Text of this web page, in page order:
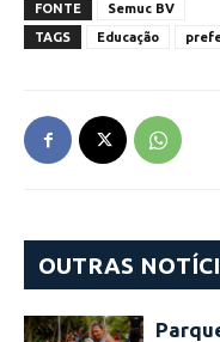
FONTE
Semuc BV
TAGS
Educação
OUTRAS